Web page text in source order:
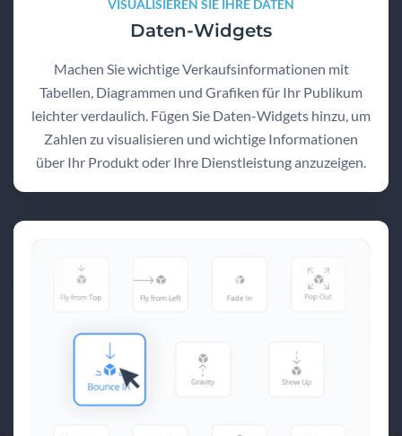
VISUALISIEREN SIE IHRE DATEN
Daten-Widgets
Machen Sie wichtige Verkaufsinformationen mit
Tabellen, Diagrammen und Grafiken für Ihr Publikum
leichter verdaulich. Fügen Sie Daten-Widgets hinzu, um
Zahlen zu visualisieren und wichtige Informationen
über Ihr Produkt oder Ihre Dienstleistung anzuzeigen.